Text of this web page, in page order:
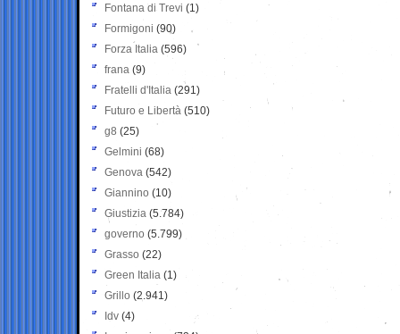
Fontana di Trevi (1)
Formigoni (90)
Forza Italia (596)
frana (9)
Fratelli d'Italia (291)
Futuro e Libertà (510)
g8 (25)
Gelmini (68)
Genova (542)
Giannino (10)
Giustizia (5.784)
governo (5.799)
Grasso (22)
Green Italia (1)
Grillo (2.941)
Idv (4)